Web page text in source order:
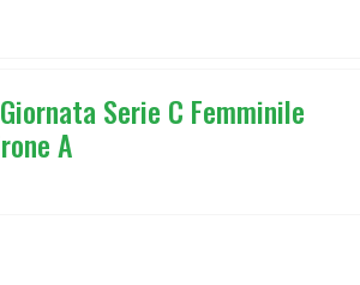
Serie C Femminile
A